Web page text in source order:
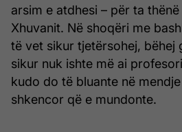
arsim e atdhesi – për ta
Xhuvanit. Në shoqëri me
të vet sikur tjetërsohej, bëhej
sikur nuk ishte më ai
kudo do të bluante në
shkencor që e mundonte.